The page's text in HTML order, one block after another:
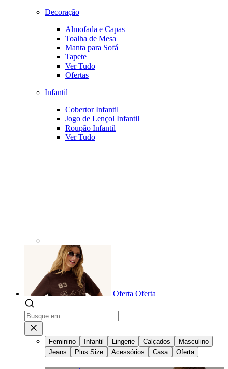
Decoração
Almofada e Capas
Toalha de Mesa
Manta para Sofá
Tapete
Ver Tudo
Ofertas
Infantil
Cobertor Infantil
Jogo de Lençol Infantil
Roupão Infantil
Ver Tudo
Oferta Oferta
Feminino Infantil Lingerie Calçados
Masculino
Jeans
Plus Size Acessórios Casa Oferta